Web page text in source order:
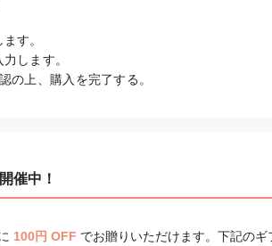
す。
します。
の上、購入を完了する。
催中！
100円 OFF でお贈りいただけます。下記の